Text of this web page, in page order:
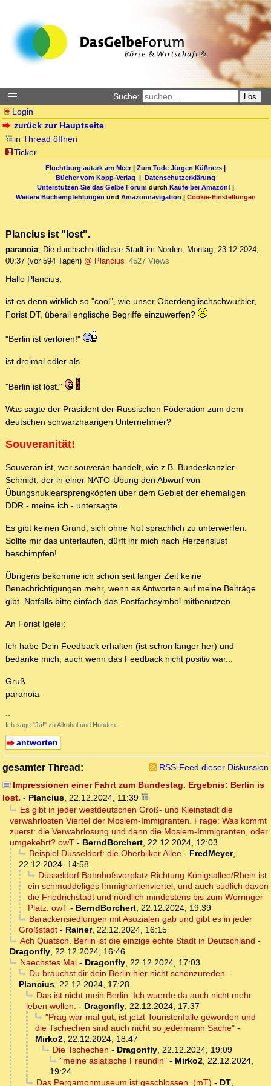
Suche: Los
Login
zurück zur Hauptseite
in Thread öffnen
Ticker
Fluchtburg autark am Meer| Zum Tode Jürgen Küßners |
Bücher vom Kopp-Verlag | Datenschutzerklärung
Unterstützen Sie das Gelbe Forum durch Käufe bei Amazon! |
Weitere Buchempfehlungen und Amazonnavigation | Cookie-Einstellungen
Plancius ist "lost".
paranoia, Die durchschnittlichste Stadt im Norden, Montag, 23.12.2024,
00:37 (vor 594 Tagen) @ Plancius 4527 Views
Hallo Plancius,
ist es denn wirklich so "cool", wie unser Oberdenglischschwurbler,
Forist DT, überall englische Begriffe einzuwerfen?
"Berlin ist verloren!"
ist dreimal edler als
"Berlin ist lost."
Was sagte der Präsident der Russischen Föderation zum dem
deutschen schwarzhaarigen Unternehmer?
Souveranität!
Souverän ist, wer souverän handelt, wie z.B. Bundeskanzler
Schmidt, der in einer NATO-Übung den Abwurf von
Übungsnuklearsprengköpfen über dem Gebiet der ehemaligen
DDR - meine ich - untersagte.
Es gibt keinen Grund, sich ohne Not sprachlich zu unterwerfen.
Sollte mir das unterlaufen, dürft ihr mich nach Herzenslust
beschimpfen!
Übrigens bekomme ich schon seit langer Zeit keine
Benachrichtigungen mehr, wenn es Antworten auf meine Beiträge
gibt. Notfalls bitte einfach das Postfachsymbol mitbenutzen.
An Forist Igelei:
Ich habe Dein Feedback erhalten (ist schon länger her) und
bedanke mich, auch wenn das Feedback nicht positiv war...
Gruß
paranoia
--
Ich sage "Ja!" zu Alkohol und Hunden.
antworten
gesamter Thread:
RSS-Feed dieser Diskussion
Impressionen einer Fahrt zum Bundestag. Ergebnis: Berlin is
lost. - Plancius, 22.12.2024, 11:39
Es gibt in jeder westdeutschen Groß- und Kleinstadt die
verwahrlosten Viertel der Moslem-Immigranten. Frage: Was kommt
zuerst: die Verwahrlosung und dann die Moslem-Immigranten, oder
umgekehrt? owT - BerndBorchert, 22.12.2024, 12:03
Beispiel Düsseldorf: die Oberbilker Allee- FredMeyer,
22.12.2024, 14:58
Düsseldorf Bahnhofsvorplatz Richtung Königsallee/Rhein ist
ein schmuddeliges Immigrantenviertel, und auch südlich davon
die Friedrichstadt und nördlich mindestens bis zum Worringer
Platz. owT - BerndBorchert, 22.12.2024, 19:39
Barackensiedlungen mit Asozialen gab und gibt es in jeder
Großstadt - Rainer, 22.12.2024, 16:15
Ach Quatsch. Berlin ist die einzige echte Stadt in Deutschland -
Dragonfly, 22.12.2024, 16:46
Naechstes Mal- Dragonfly, 22.12.2024, 17:03
Du brauchst dir dein Berlin hier nicht schönzureden. -
Plancius, 22.12.2024, 17:28
Das ist nicht mein Berlin. Ich wuerde da auch nicht mehr
leben wollen. - Dragonfly, 22.12.2024, 17:37
"Prag war mal gut, ist jetzt Touristenfalle geworden und
die Tschechen sind auch nicht so jedermann Sache" -
Mirko2, 22.12.2024, 18:47
Die Tschechen - Dragonfly, 22.12.2024, 19:09
"meine asiatische Freundin"- Mirko2, 22.12.2024,
19:24
Das Pergamonmuseum ist geschlossen. (mT) - DT,